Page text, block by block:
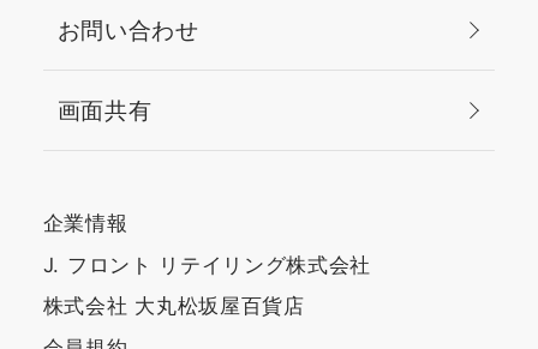
お問い合わせ
画面共有
企業情報
J. フロント リテイリング株式会社
株式会社 大丸松坂屋百貨店